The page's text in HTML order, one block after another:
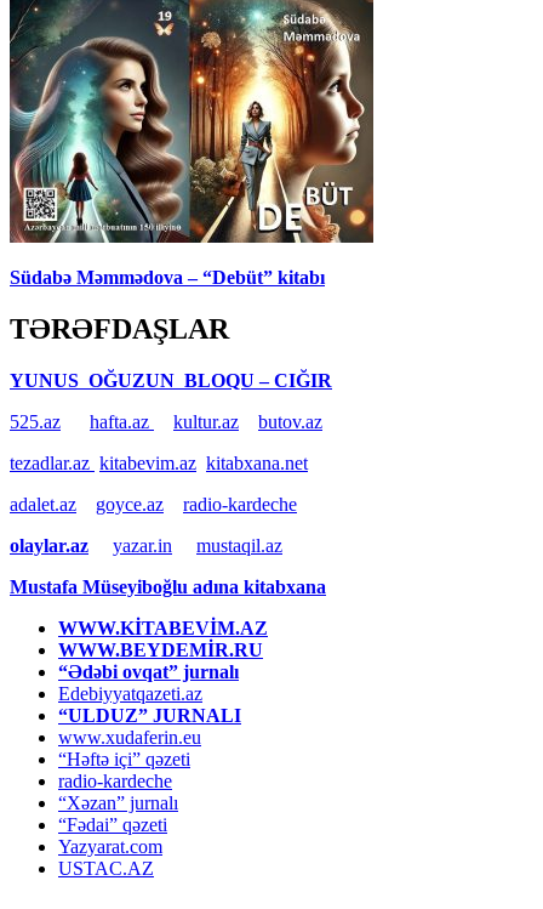
Südabə Məmmədova – “Debüt” kitabı
TƏRƏFDAŞLAR
YUNUS OĞUZUN BLOQU – CIĞIR
525.az
hafta.az kultur.az
butov.az
tezadlar.az kitabevim.az kitabxana.net
adalet.az
goyce.az
radio-kardeche
olaylar.az
yazar.in
mustaqil.az
Mustafa Müseyiboğlu adına kitabxana
WWW.KİTABEVİM.AZ
WWW.BEYDEMİR.RU
“Ədəbi ovqat” jurnalı
Edebiyyatqazeti.az
“ULDUZ” JURNALI
www.xudaferin.eu
“Həftə içi” qəzeti
radio-kardeche
“Xəzan” jurnalı
“Fədai” qəzeti
Yazyarat.com
USTAC.AZ